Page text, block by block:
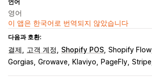
언어
영어
이 앱은 한국어로 번역되지 않았습니다
다음과 호환:
결제 고객 계정 Shopify POS Shopify Flow
Gorgias Growave Klaviyo PageFly Stripe